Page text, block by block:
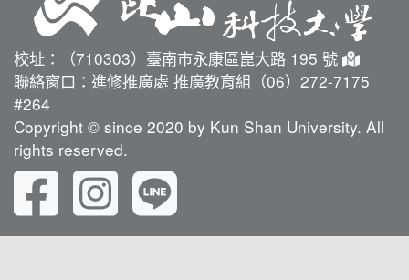
校址：（710303）臺南市永康區崑大路 195 號
聯絡窗口：進修推廣處 推廣教育組（06）272-7175
#264
Copyright © since 2020 by Kun Shan University. All
rights reserved.